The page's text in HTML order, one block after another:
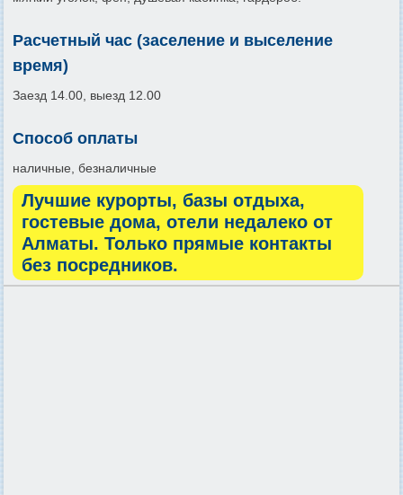
Расчетный час (заселение и выселение
время)
Заезд 14.00, выезд 12.00
Способ оплаты
наличные, безналичные
Лучшие курорты, базы отдыха,
гостевые дома, отели недалеко от
Алматы. Только прямые контакты
без посредников.